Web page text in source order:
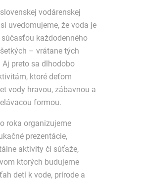
vodárenskej
uvedomujeme, že voda je
každodenného
– vrátane tých
Aj preto sa dlhodobo
ktoré deťom
vody hravou, zábavnou a
formou.
roka organizujeme
prezentácie,
aktivity či súťaže,
ktorých budujeme
detí k vode, prírode a